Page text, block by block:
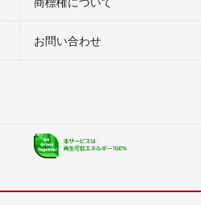
お問い合わせ